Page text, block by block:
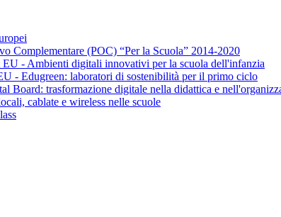
Complementare (POC) “Per la Scuola” 2014-2020
- Ambienti digitali innovativi per la scuola dell'infanzia
- Edugreen: laboratori di sostenibilità per il primo ciclo
Board: trasformazione digitale nella didattica e
cablate e wireless nelle scuole